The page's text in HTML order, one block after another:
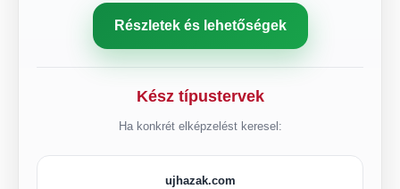
Részletek és lehetőségek
Kész típustervek
Ha konkrét elképzelést keresel:
ujhazak.com